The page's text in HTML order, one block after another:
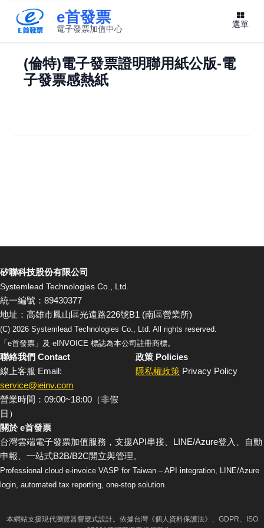
e首發票
電子發票加值中心 選單
(倫特)電子發票證明聯用紙公版-電
子發票感熱紙
矽聯科技股份有限公司
Systemlead Technologies Co., Ltd.
統一編號：89430377
地址：高雄市鳳山區光遠路226號B1 (南區營業所)
(C) 2026 Systemlead Technologies Co., Ltd. All rights reserved.
「e首發票」及 eINVOICE 標誌為本公司註冊商標。
聯絡我們 Contact
線上客服 Email:
service@ieinv.com
營業時間：09:00~18:00（非假
日）
政策 Policies
隱私權政策 Privacy Policy
關於 e首發票
台灣雲端電子發票加值服務，支援API串接、LINE/Azure登入、自動
申報、一站式B2B/B2C開立與管理。
Professional cloud e-invoice VASP for Taiwan – API integration, LINE/Azure
login, automated tax reporting, one-stop solution.
本網站支援現代瀏覽器響應式設計。依據台灣《個人資料保護法》、GDPR、ISO